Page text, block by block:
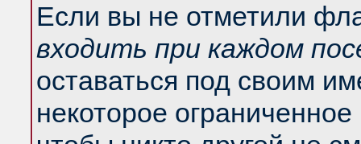
Если вы не отметили
входить при каждом
оставаться под своим
некоторое